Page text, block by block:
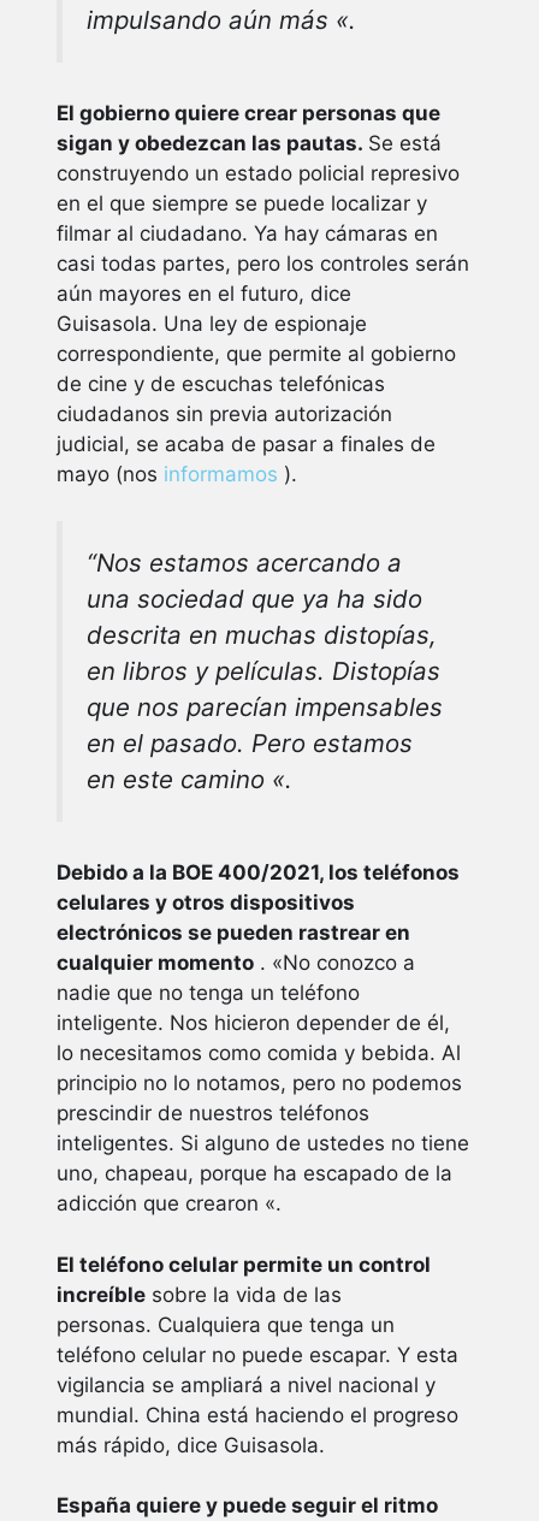
impulsando aún más «.
El gobierno quiere crear personas que
sigan y obedezcan las pautas. Se está
construyendo un estado policial represivo
en el que siempre se puede localizar y
filmar al ciudadano. Ya hay cámaras en
casi todas partes, pero los controles serán
aún mayores en el futuro, dice
Guisasola. Una ley de espionaje
correspondiente, que permite al gobierno
de cine y de escuchas telefónicas
ciudadanos sin previa autorización
judicial, se acaba de pasar a finales de
mayo (nos informamos ).
“Nos estamos acercando a
una sociedad que ya ha sido
descrita en muchas distopías,
en libros y películas. Distopías
que nos parecían impensables
en el pasado. Pero estamos
en este camino «.
Debido a la BOE 400/2021, los teléfonos
celulares y otros dispositivos
electrónicos se pueden rastrear en
cualquier momento . «No conozco a
nadie que no tenga un teléfono
inteligente. Nos hicieron depender de él,
lo necesitamos como comida y bebida. Al
principio no lo notamos, pero no podemos
prescindir de nuestros teléfonos
inteligentes. Si alguno de ustedes no tiene
uno, chapeau, porque ha escapado de la
adicción que crearon «.
El teléfono celular permite un control
increíble sobre la vida de las
personas. Cualquiera que tenga un
teléfono celular no puede escapar. Y esta
vigilancia se ampliará a nivel nacional y
mundial. China está haciendo el progreso
más rápido, dice Guisasola.
España quiere y puede seguir el ritmo